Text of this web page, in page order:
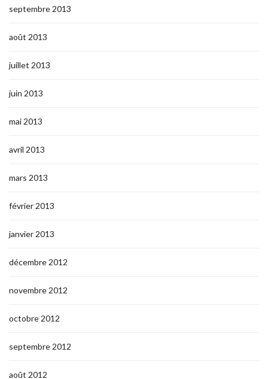
septembre 2013
août 2013
juillet 2013
juin 2013
mai 2013
avril 2013
mars 2013
février 2013
janvier 2013
décembre 2012
novembre 2012
octobre 2012
septembre 2012
août 2012